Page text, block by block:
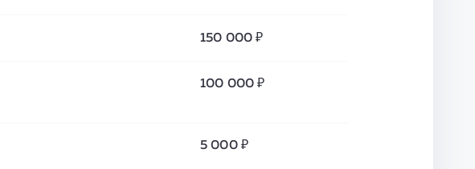
150 000 ₽
100 000 ₽
5 000 ₽